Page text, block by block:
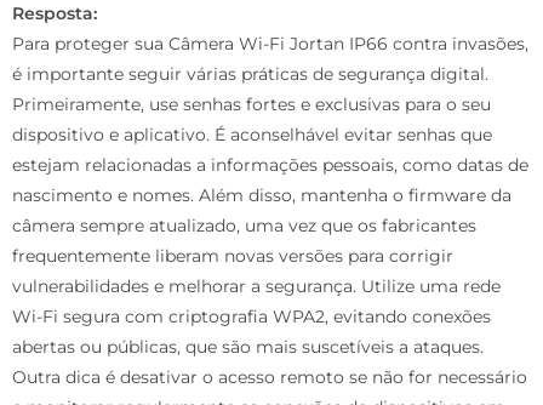
Resposta:
Para proteger sua Câmera Wi-Fi Jortan IP66 contra invasões,
é importante seguir várias práticas de segurança digital.
Primeiramente, use senhas fortes e exclusivas para o seu
dispositivo e aplicativo. É aconselhável evitar senhas que
estejam relacionadas a informações pessoais, como datas de
nascimento e nomes. Além disso, mantenha o firmware da
câmera sempre atualizado, uma vez que os fabricantes
frequentemente liberam novas versões para corrigir
vulnerabilidades e melhorar a segurança. Utilize uma rede
Wi-Fi segura com criptografia WPA2, evitando conexões
abertas ou públicas, que são mais suscetíveis a ataques.
Outra dica é desativar o acesso remoto se não for necessário